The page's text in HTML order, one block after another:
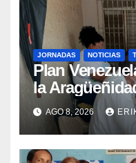
JORNADAS NOTICIAS
Plan
la
atención
Aragua
AGO 8, 2026